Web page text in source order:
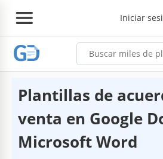
Iniciar
Plantillas de
venta en Google
Microsoft Word